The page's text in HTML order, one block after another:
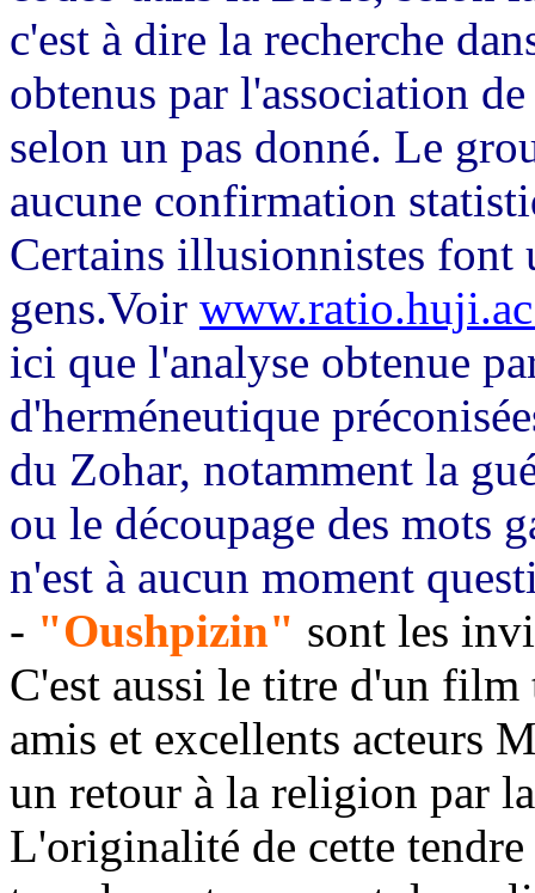
c'est à dire la recherche
obtenus par l'association
selon un pas donné. Le
aucune confirmation
Certains illusionnistes font
gens.Voir
ici que l'analyse obtenue
d'herméneutique
du Zohar, notamment la
ou le découpage des mots
n'est à aucun moment
- "Oushpizin" sont les
C'est aussi le titre d'un film
amis et excellents acteurs
un retour à la religion par
L'originalité de cette